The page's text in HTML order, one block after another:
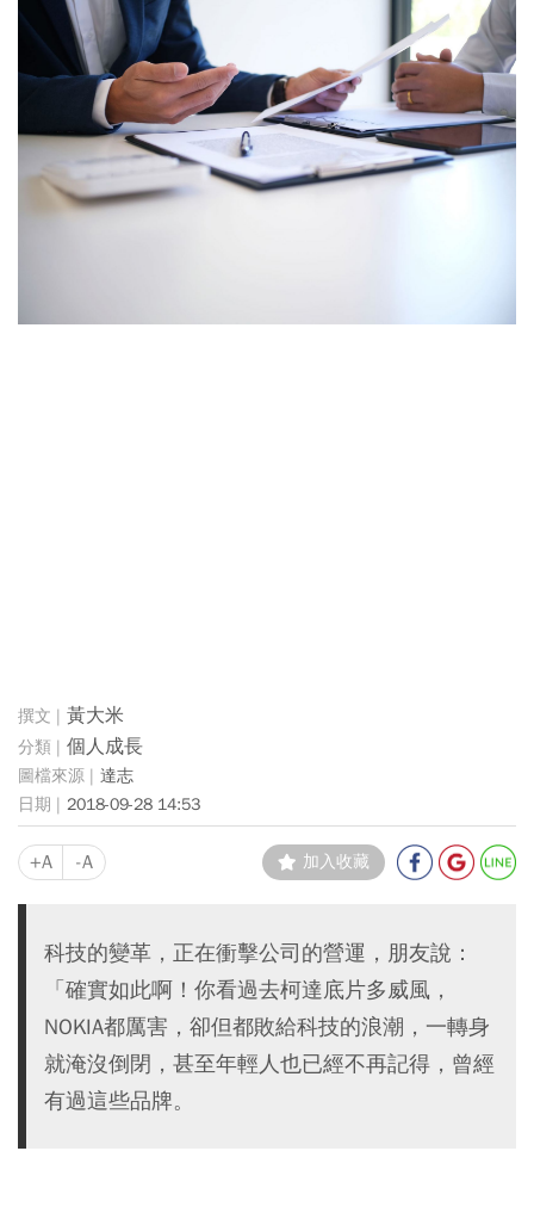
黃大米
個人成長
達志
2018-09-28 14:53
+A -A 加入收藏
科技的變革，正在衝擊公司的營運，朋友說：
「確實如此啊！你看過去柯達底片多威風，
NOKIA都厲害，卻但都敗給科技的浪潮，一轉身
就淹沒倒閉，甚至年輕人也已經不再記得，曾經
有過這些品牌。